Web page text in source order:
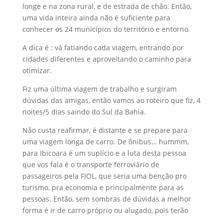
longe e na zona rural, e de estrada de chão. Então,
uma vida inteira ainda não é suficiente para
conhecer os 24 municípios do território e entorno.
A dica é : vá fatiando cada viagem, entrando por
cidades diferentes e aproveitando o caminho para
otimizar.
Fiz uma última viagem de trabalho e surgiram
dúvidas das amigas, então vamos ao roteiro que fiz, 4
noites/5 dias saindo do Sul da Bahia.
Não custa reafirmar, é distante e se prepare para
uma viagem longa de carro. De ônibus… hummm,
para Ibicoara é um suplício e a luta desta pessoa
que vos fala é o transporte ferroviário de
passageiros pela FIOL, que seria uma benção pro
turismo, pra economia e principalmente para as
pessoas. Então, sem sombras de dúvidas a melhor
forma é ir de carro próprio ou alugado, pois terão